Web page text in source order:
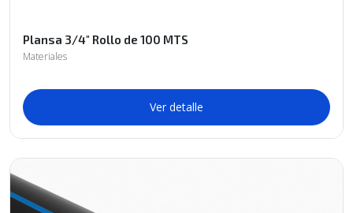
Plansa 3/4" Rollo de 100 MTS
Materiales
Ver detalle